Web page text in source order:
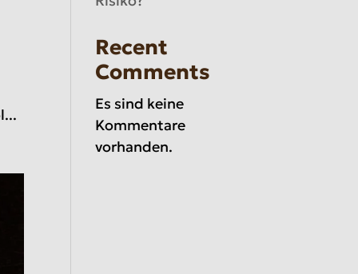
Recent
Comments
Es sind keine
Kommentare
vorhanden.